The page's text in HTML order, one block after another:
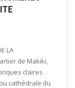
LA
de Makiki,
claires
cathédrale du